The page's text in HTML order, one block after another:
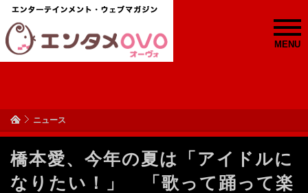
MENU
ニュース
橋本愛、今年の夏は「アイドルに
なりたい！」 「歌って踊って楽